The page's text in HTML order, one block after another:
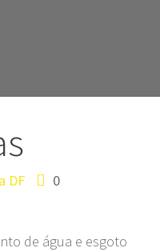
DF
0
de água e esgoto